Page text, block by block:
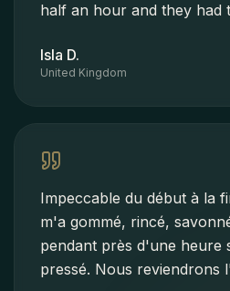
half an hour and they had
next week.
Isla D.
United Kingdom
Impeccable du début à la
m'a gommé, rincé,
pendant près d'une heure
pressé. Nous reviendrons